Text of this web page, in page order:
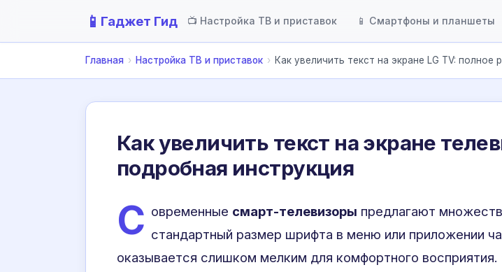
📱 Гаджет Гид 📺 Настройка ТВ и приставок 📱 Смартфоны и планшеты
Главная › Настройка ТВ и приставок › Как увеличить текст на экране LG TV: полное
Как увеличить текст на экране
подробная инструкция
С овременные смарт-телевизоры предлагают
стандартный размер шрифта в меню или приложении
оказывается слишком мелким для комфортного